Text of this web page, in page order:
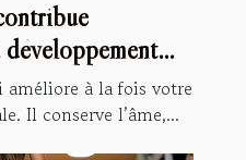
améliore à la fois votre
Il conserve l’âme,...